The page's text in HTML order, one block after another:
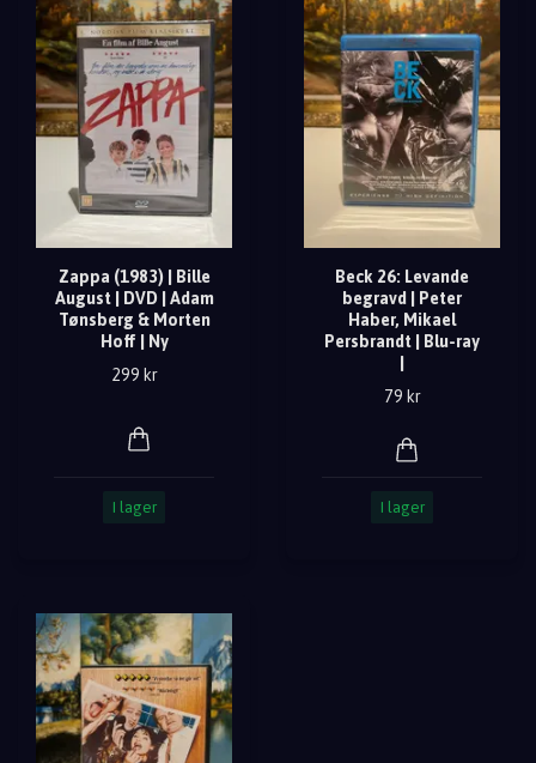
Zappa (1983) | Bille
August | DVD | Adam
Tønsberg & Morten
Hoff | Ny
299 kr
I lager
Beck 26: Levande
begravd | Peter
Haber, Mikael
Persbrandt | Blu-ray
79 kr
I lager